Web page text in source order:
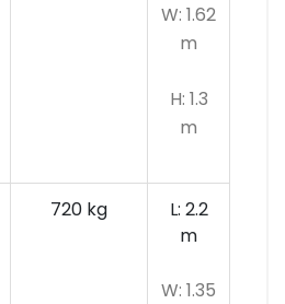
W: 1.62
m
H: 1.3
m
720 kg
L: 2.2
m
W: 1.35